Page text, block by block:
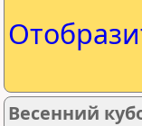
Весенний